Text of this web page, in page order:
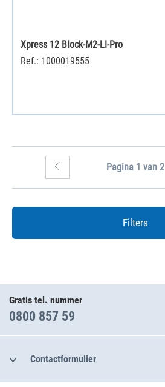
Xpress 12 Block-M2-LI-Pro
Ref.: 1000019555
Pagina 1 van 2
Filters
Gratis tel. nummer
0800 857 59
Contactformulier